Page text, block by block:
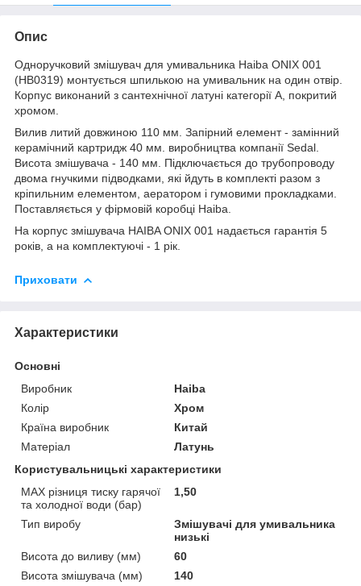
Опис
Одноручковий змішувач для умивальника Haiba ONIX 001
(HB0319) монтується шпилькою на умивальник на один отвір.
Корпус виконаний з сантехнічної латуні категорії А, покритий
хромом.
Вилив литий довжиною 110 мм. Запірний елемент - замінний
керамічний картридж 40 мм. виробництва компанії Sedal.
Висота змішувача - 140 мм. Підключається до трубопроводу
двома гнучкими підводками, які йдуть в комплекті разом з
кріпильним елементом, аератором і гумовими прокладками.
Поставляється у фірмовій коробці Haiba.
На корпус змішувача HAIBA ONIX 001 надається гарантія 5
років, а на комплектуючі - 1 рік.
Приховати
Характеристики
Основні
Виробник
Haiba
Колір
Хром
Країна виробник
Китай
Матеріал
Латунь
Користувальницькі характеристики
MAX різниця тиску гарячої
та холодної води (бар)
1,50
Тип виробу
Змішувачі для умивальника
низькі
Висота до виливу (мм)
60
Висота змішувача (мм)
140